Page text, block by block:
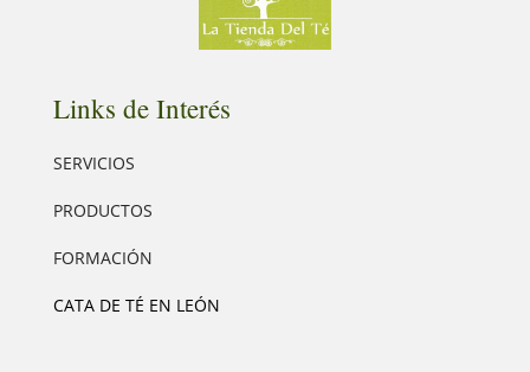
Links de Interés
SERVICIOS
PRODUCTOS
FORMACIÓN
CATA DE TÉ EN LEÓN